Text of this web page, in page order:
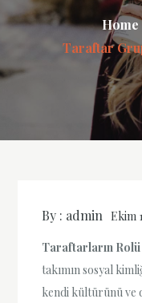
Home
Taraftar
By : admin Ekim
Taraftarların Rolü
takımın sosyal
kendi kültürünü ve